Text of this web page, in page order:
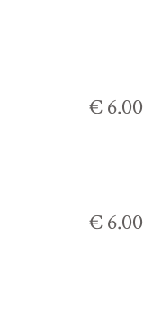
€ 6.00
€ 6.00